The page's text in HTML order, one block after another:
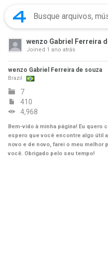
wenzo Gabriel Ferreira
Joined 1 ano atrás
wenzo Gabriel Ferreira de souza
Brazil
7
410
4,968
Bem-vido à minha página! Eu quero
espero que você encontre algo útil
novo e de novo, farei o meu melhor
você. Obrigado pelo seu tempo!